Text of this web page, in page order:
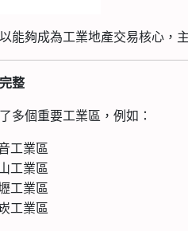
能夠成為工業地產交易核心，
整
多個重要工業區，例如：
工業區
工業區
工業區
工業區